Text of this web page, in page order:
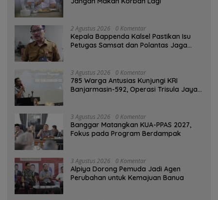
2 Agustus 2026 0 Komentar
Kepala Bappenda Kalsel Pastikan Isu
Petugas Samsat dan Polantas Jaga
3 Agustus 2026 0 Komentar
785 Warga Antusias Kunjungi KRI
Banjarmasin-592, Operasi Trisula Jaya
3 Agustus 2026 0 Komentar
‎Banggar Matangkan KUA-PPAS 2027,
Fokus pada Program Berdampak
3 Agustus 2026 0 Komentar
‎Alpiya Dorong Pemuda Jadi Agen
Perubahan untuk Kemajuan Banua ‎